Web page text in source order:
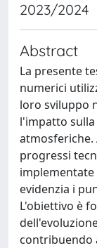
2023/2024
Abstract
La presente
numerici
loro sviluppo
l'impatto
atmosferiche.
progressi
evidenzia i
L'obiettivo è
contribuendo